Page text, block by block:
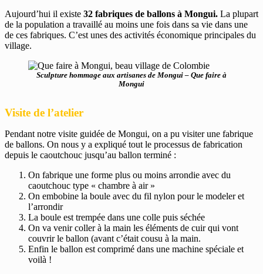
Aujourd’hui il existe 32 fabriques de ballons à Mongui. La plupart
de la population a travaillé au moins une fois dans sa vie dans une
de ces fabriques. C’est unes des activités économique principales du
village.
Sculpture hommage aux artisanes de Mongui – Que faire à
Mongui
Visite de l’atelier
Pendant notre visite guidée de Mongui, on a pu visiter une fabrique
de ballons. On nous y a expliqué tout le processus de fabrication
depuis le caoutchouc jusqu’au ballon terminé :
On fabrique une forme plus ou moins arrondie avec du
caoutchouc type « chambre à air »
On embobine la boule avec du fil nylon pour le modeler et
l’arrondir
La boule est trempée dans une colle puis séchée
On va venir coller à la main les éléments de cuir qui vont
couvrir le ballon (avant c’était cousu à la main.
Enfin le ballon est comprimé dans une machine spéciale et
voilà !